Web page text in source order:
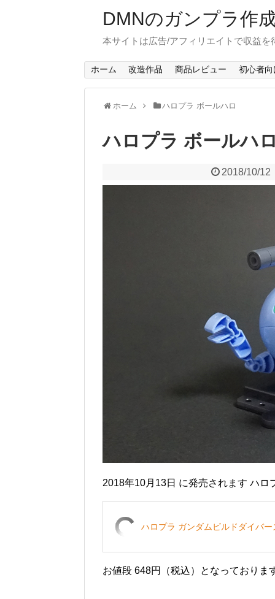
DMNのガンプラ作
本サイトは広告/アフィリエイトで収益を
ホーム 改造作品 商品レビュー 初心者
ホーム ハロプラ ボールハロ
ハロプラ ボールハ
2018/10/12
2018年10月13日 に発売されます ハロ
ハロプラ ガンダムビルドダイバ
お値段 648円（税込）となっておりま